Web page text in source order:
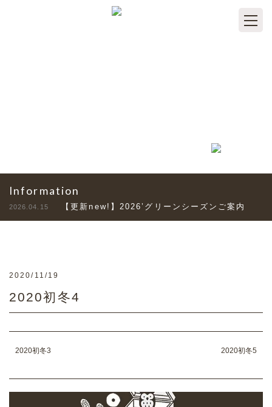
Information
2026.04.15 【更新new!】2026’グリーンシーズンご案内
2020/11/19
2020初冬4
2020初冬3 2020初冬5